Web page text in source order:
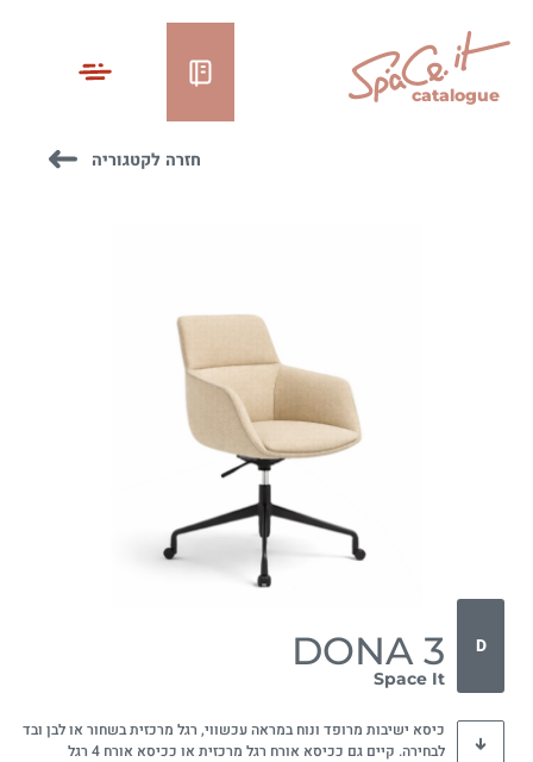
catalogue
חזרה לקטגוריה
D
DONA 3
Space It
כיסא ישיבות מרופד ונוח במראה עכשווי, רגל מרכזית בשחור או לבן ובד
לבחירה. קיים גם ככיסא אורח רגל מרכזית או ככיסא אורח 4 רגל